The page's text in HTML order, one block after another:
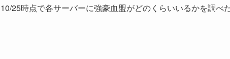
10/25時点で各サーバーに強豪血盟がどのくらいいるかを調べ